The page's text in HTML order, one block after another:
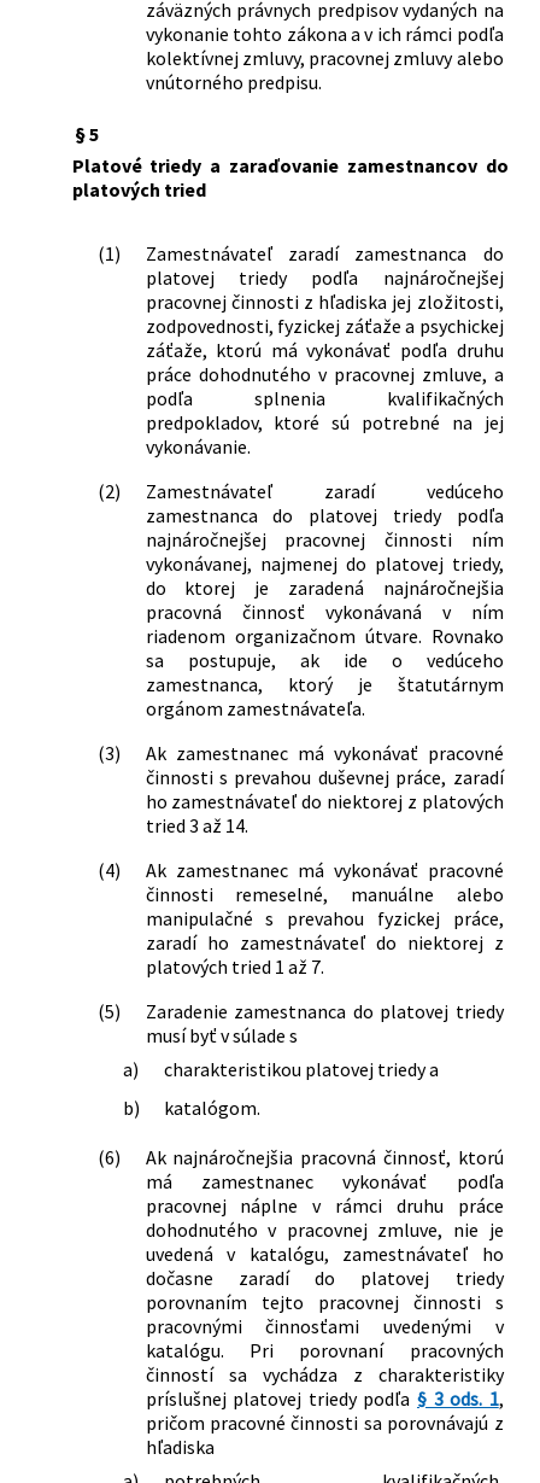
záväzných právnych predpisov vydaných na
vykonanie tohto zákona a v ich rámci podľa
kolektívnej zmluvy, pracovnej zmluvy alebo
vnútorného predpisu.
§ 5
Platové triedy a zaraďovanie zamestnancov do
platových tried
(1)
Zamestnávateľ zaradí zamestnanca do
platovej triedy podľa najnáročnejšej
pracovnej činnosti z hľadiska jej zložitosti,
zodpovednosti, fyzickej záťaže a psychickej
záťaže, ktorú má vykonávať podľa druhu
práce dohodnutého v pracovnej zmluve, a
podľa splnenia kvalifikačných
predpokladov, ktoré sú potrebné na jej
vykonávanie.
(2)
Zamestnávateľ zaradí vedúceho
zamestnanca do platovej triedy podľa
najnáročnejšej pracovnej činnosti ním
vykonávanej, najmenej do platovej triedy,
do ktorej je zaradená najnáročnejšia
pracovná činnosť vykonávaná v ním
riadenom organizačnom útvare. Rovnako
sa postupuje, ak ide o vedúceho
zamestnanca, ktorý je štatutárnym
orgánom zamestnávateľa.
(3)
Ak zamestnanec má vykonávať pracovné
činnosti s prevahou duševnej práce, zaradí
ho zamestnávateľ do niektorej z platových
tried 3 až 14.
(4)
Ak zamestnanec má vykonávať pracovné
činnosti remeselné, manuálne alebo
manipulačné s prevahou fyzickej práce,
zaradí ho zamestnávateľ do niektorej z
platových tried 1 až 7.
(5)
Zaradenie zamestnanca do platovej triedy
musí byť v súlade s
a)
charakteristikou platovej triedy a
b)
katalógom.
(6)
Ak najnáročnejšia pracovná činnosť, ktorú
má zamestnanec vykonávať podľa
pracovnej náplne v rámci druhu práce
dohodnutého v pracovnej zmluve, nie je
uvedená v katalógu, zamestnávateľ ho
dočasne zaradí do platovej triedy
porovnaním tejto pracovnej činnosti s
pracovnými činnosťami uvedenými v
katalógu. Pri porovnaní pracovných
činností sa vychádza z charakteristiky
príslušnej platovej triedy podľa § 3 ods. 1,
pričom pracovné činnosti sa porovnávajú z
hľadiska